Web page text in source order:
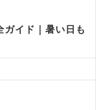
イド｜暑い日も